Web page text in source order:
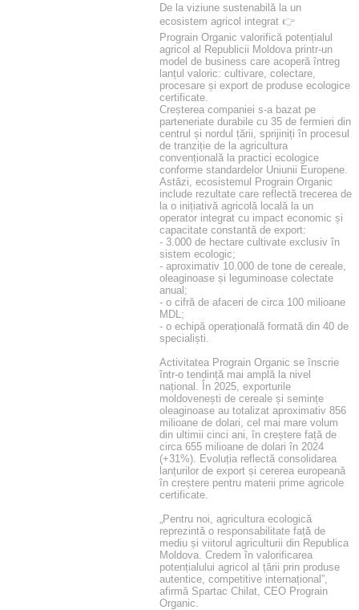
De la viziune sustenabilă la un
ecosistem agricol integrat 👉
Prograin Organic valorifică potențialul
agricol al Republicii Moldova printr-un
model de business care acoperă întreg
lanțul valoric: cultivare, colectare,
procesare și export de produse ecologice
certificate.
Creșterea companiei s-a bazat pe
parteneriate durabile cu 35 de fermieri din
centrul și nordul țării, sprijiniți în procesul
de tranziție de la agricultura
convențională la practici ecologice
conforme standardelor Uniunii Europene.
Astăzi, ecosistemul Prograin Organic
include rezultate care reflectă trecerea de
la o inițiativă agricolă locală la un
operator integrat cu impact economic și
capacitate constantă de export:
- 3.000 de hectare cultivate exclusiv în
sistem ecologic;
- aproximativ 10.000 de tone de cereale,
oleaginoase și leguminoase colectate
anual;
- o cifră de afaceri de circa 100 milioane
MDL;
- o echipă operațională formată din 40 de
specialiști.
Activitatea Prograin Organic se înscrie
într-o tendință mai amplă la nivel
național. În 2025, exporturile
moldovenești de cereale și semințe
oleaginoase au totalizat aproximativ 856
milioane de dolari, cel mai mare volum
din ultimii cinci ani, în creștere față de
circa 655 milioane de dolari în 2024
(+31%). Evoluția reflectă consolidarea
lanțurilor de export și cererea europeană
în creștere pentru materii prime agricole
certificate.
„Pentru noi, agricultura ecologică
reprezintă o responsabilitate față de
mediu și viitorul agriculturii din Republica
Moldova. Credem în valorificarea
potențialului agricol al țării prin produse
autentice, competitive internațional”,
afirmă Spartac Chilat, CEO Prograin
Organic.